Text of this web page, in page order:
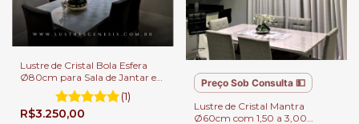
Lustre de Cristal Bola Esfera
Ø80cm para Sala de Jantar e
(1)
R$3.250,00
Preço Sob Consulta 💵
Lustre de Cristal Mantra
Ø60cm com 1,50 a 3,00